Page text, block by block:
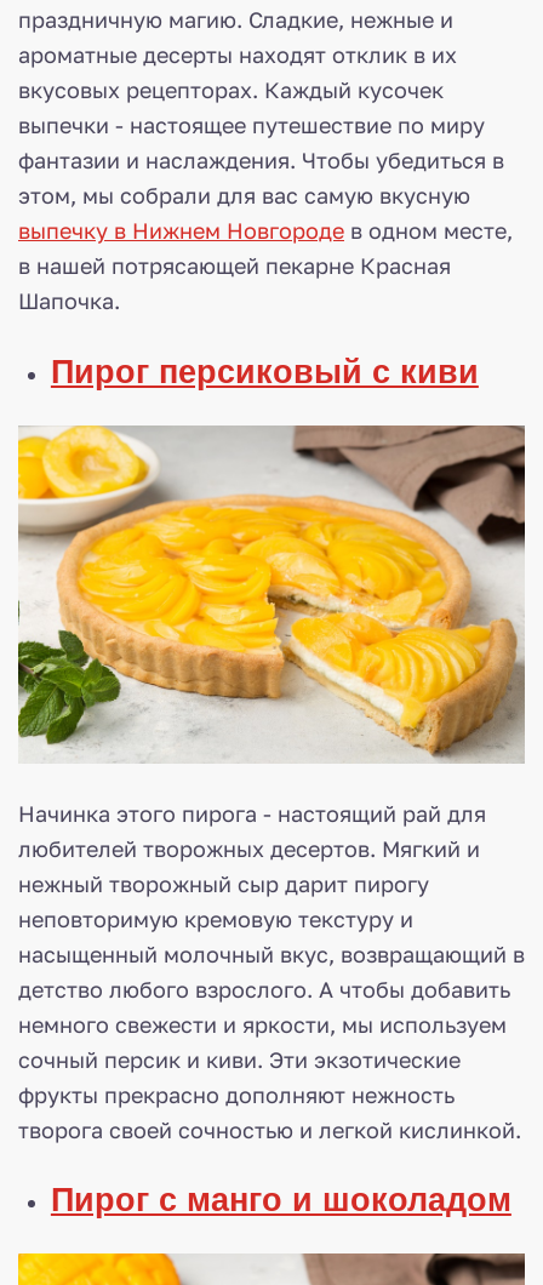
праздничную магию. Сладкие, нежные и
ароматные десерты находят отклик в их
вкусовых рецепторах. Каждый кусочек
выпечки - настоящее путешествие по миру
фантазии и наслаждения. Чтобы убедиться в
этом, мы собрали для вас самую вкусную
выпечку в Нижнем Новгороде в одном месте,
в нашей потрясающей пекарне Красная
Шапочка.
Пирог персиковый с киви
Начинка этого пирога - настоящий рай для
любителей творожных десертов. Мягкий и
нежный творожный сыр дарит пирогу
неповторимую кремовую текстуру и
насыщенный молочный вкус, возвращающий в
детство любого взрослого. А чтобы добавить
немного свежести и яркости, мы используем
сочный персик и киви. Эти экзотические
фрукты прекрасно дополняют нежность
творога своей сочностью и легкой кислинкой.
Пирог с манго и шоколадом